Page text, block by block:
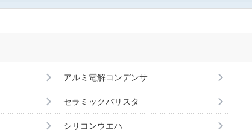
アルミ電解コンデンサ
セラミックバリスタ
シリコンウエハ